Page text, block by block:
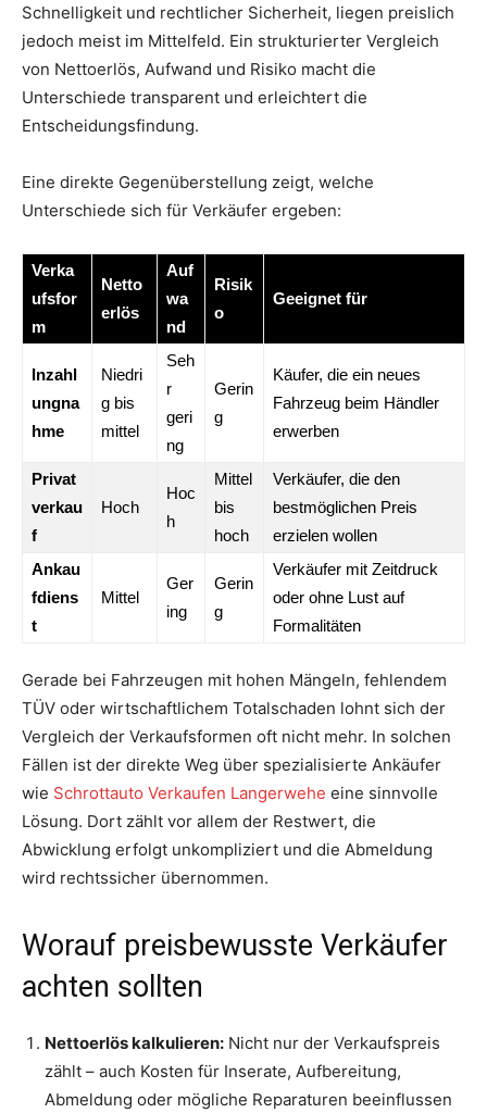
Schnelligkeit und rechtlicher Sicherheit, liegen preislich
jedoch meist im Mittelfeld. Ein strukturierter Vergleich
von Nettoerlös, Aufwand und Risiko macht die
Unterschiede transparent und erleichtert die
Entscheidungsfindung.
Eine direkte Gegenüberstellung zeigt, welche
Unterschiede sich für Verkäufer ergeben:
Verka
ufsfor
m
Netto
erlös
Auf
wa
nd
Risik
o
Geeignet für
Inzahl
ungna
hme
Niedri
g bis
mittel
Seh
r
geri
ng
Gerin
g
Käufer, die ein neues
Fahrzeug beim Händler
erwerben
Privat
verkau
f
Hoch
Hoc
h
Mittel
bis
hoch
Verkäufer, die den
bestmöglichen Preis
erzielen wollen
Ankau
fdiens
t
Mittel
Ger
ing
Gerin
g
Verkäufer mit Zeitdruck
oder ohne Lust auf
Formalitäten
Gerade bei Fahrzeugen mit hohen Mängeln, fehlendem
TÜV oder wirtschaftlichem Totalschaden lohnt sich der
Vergleich der Verkaufsformen oft nicht mehr. In solchen
Fällen ist der direkte Weg über spezialisierte Ankäufer
wie Schrottauto Verkaufen Langerwehe eine sinnvolle
Lösung. Dort zählt vor allem der Restwert, die
Abwicklung erfolgt unkompliziert und die Abmeldung
wird rechtssicher übernommen.
Worauf preisbewusste Verkäufer
achten sollten
Nettoerlös kalkulieren: Nicht nur der Verkaufspreis
zählt – auch Kosten für Inserate, Aufbereitung,
Abmeldung oder mögliche Reparaturen beeinflussen